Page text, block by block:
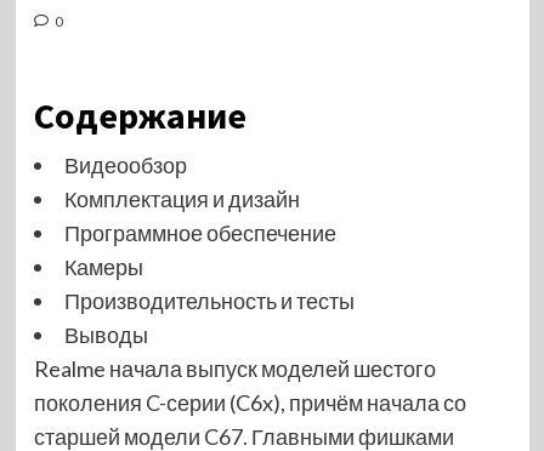
0
Содержание
Видеообзор
Комплектация и дизайн
Программное обеспечение
Камеры
Производительность и тесты
Выводы
Realme начала выпуск моделей шестого
поколения C-серии (C6x), причём начала со
старшей модели C67. Главными фишками